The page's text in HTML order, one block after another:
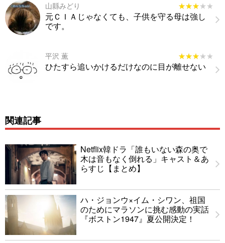
山縣みどり ★★★★★
★★★★★
元ＣＩＡじゃなくても、子供を守る母は強し
です。
平沢 薫 ★★★★★
★★★★★
ひたすら追いかけるだけなのに目が離せない
関連記事
Netflix韓ドラ「誰もいない森の奥で
木は音もなく倒れる」キャスト＆あ
らすじ【まとめ】
ハ・ジョンウ×イム・シワン、祖国
のためにマラソンに挑む感動の実話
『ボストン1947』夏公開決定！